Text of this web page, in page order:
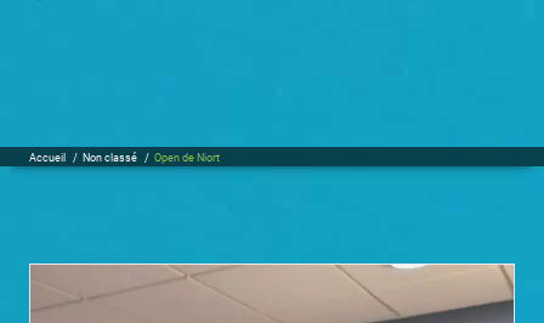
Accueil / Non classé / Open de Niort